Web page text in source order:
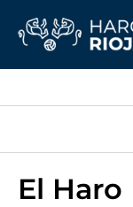
El Haro